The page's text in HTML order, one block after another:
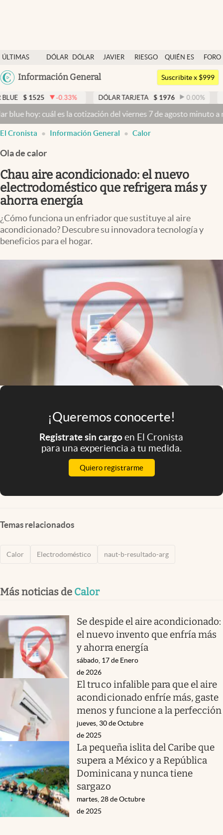
ÚLTIMAS
NOTICIAS
DÓLAR
DÓLAR
JAVIER
RIESGO
QUIÉN ES
QUIÉN
FORO
Argentina
México
Información General
Dólar
Members
Economía y Política
Finanzas y Mercados
Mercados Online
Negocios
Columnistas
Otras secciones
Infotechnology
Eventos Corporativos
El Cronista Studio
Suscribite x $999
-0.33% DÓLAR TARJETA $ 1976 0.00% DÓLAR
cuál es la cotización del viernes 7 de agosto minuto a minuto
El Cronista Información General Calor
Ola de calor
Chau aire acondicionado: el nuevo
electrodoméstico que refrigera más y
ahorra energía
¿Cómo funciona un enfriador que sustituye al aire
acondicionado? Descubre su innovadora tecnología y
beneficios para el hogar.
¡Queremos conocerte!
Registrate sin cargoen El Cronista
para una experiencia a tu medida.
Quiero registrarme
Temas relacionados
Calor Electrodoméstico naut-b-resultado-arg
Más noticias de Calor
Se despide el aire acondicionado:
el nuevo invento que enfría más
y ahorra energía
sábado, 17 de Enero
de 2026
El truco infalible para que el aire
acondicionado enfríe más, gaste
menos y funcione a la perfección
jueves, 30 de Octubre
de 2025
La pequeña islita del Caribe que
supera a México y a República
Dominicana y nunca tiene
sargazo
martes, 28 de Octubre
de 2025